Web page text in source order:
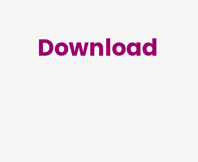
Download